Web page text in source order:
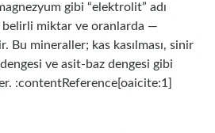
gibi “elektrolit” adı
miktar ve oranlarda —
Bu mineraller; kas kasılması, sinir
ve asit‑baz dengesi gibi
:contentReference[oaicite:1]